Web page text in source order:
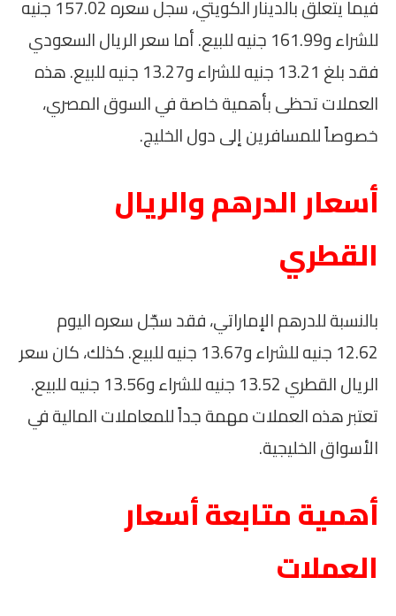
فيما يتعلق بالدينار الكويتي، سجل سعره 157.02 جنيه
للشراء و161.99 جنيه للبيع. أما سعر الريال السعودي
فقد بلغ 13.21 جنيه للشراء و13.27 جنيه للبيع. هذه
العملات تحظى بأهمية خاصة في السوق المصري،
خصوصاً للمسافرين إلى دول الخليج.
أسعار الدرهم والريال
القطري
بالنسبة للدرهم الإماراتي، فقد سجّل سعره اليوم
12.62 جنيه للشراء و13.67 جنيه للبيع. كذلك، كان سعر
الريال القطري 13.52 جنيه للشراء و13.56 جنيه للبيع.
تعتبر هذه العملات مهمة جداً للمعاملات المالية في
الأسواق الخليجية.
أهمية متابعة أسعار
العملات